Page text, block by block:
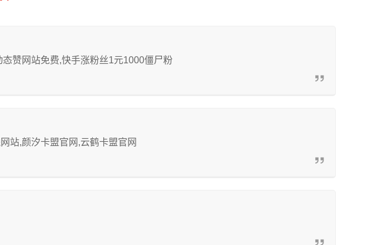
赞网站免费,快手涨粉丝1元1000僵尸粉
站,颜汐卡盟官网,云鹤卡盟官网